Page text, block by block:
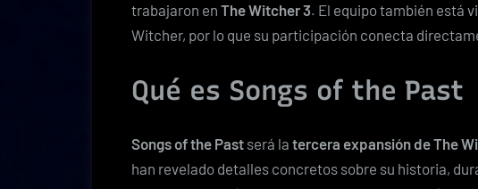
trabajaron en The Witcher 3. El equipo también está
Witcher, por lo que su participación conecta
Qué es Songs of the Past
Songs of the Past será la tercera expansión de The
han revelado detalles concretos sobre su historia,